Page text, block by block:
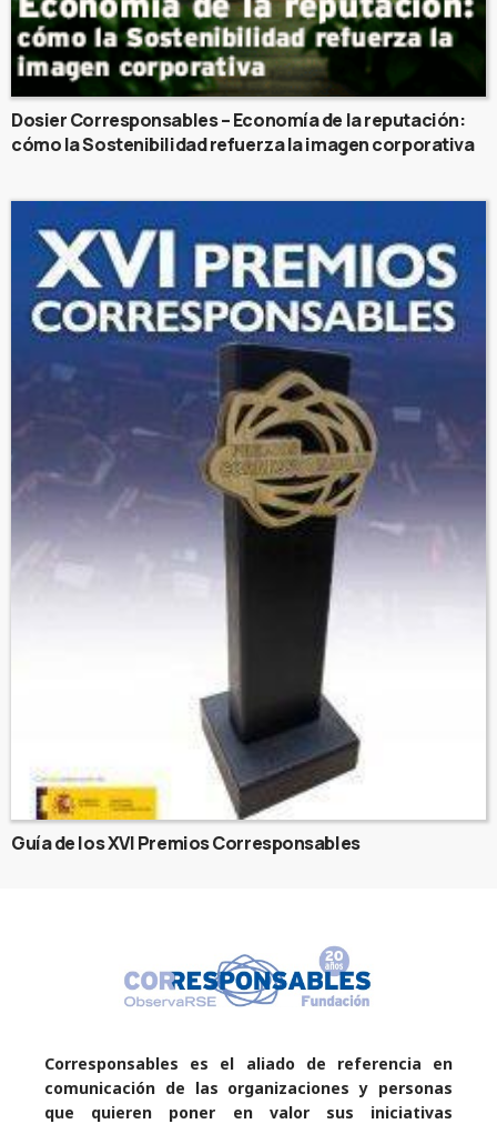
Dosier Corresponsables – Economía de la reputación:
cómo la Sostenibilidad refuerza la imagen corporativa
Guía de los XVI Premios Corresponsables
Corresponsables es el aliado de referencia en
comunicación de las organizaciones y personas
que quieren poner en valor sus iniciativas